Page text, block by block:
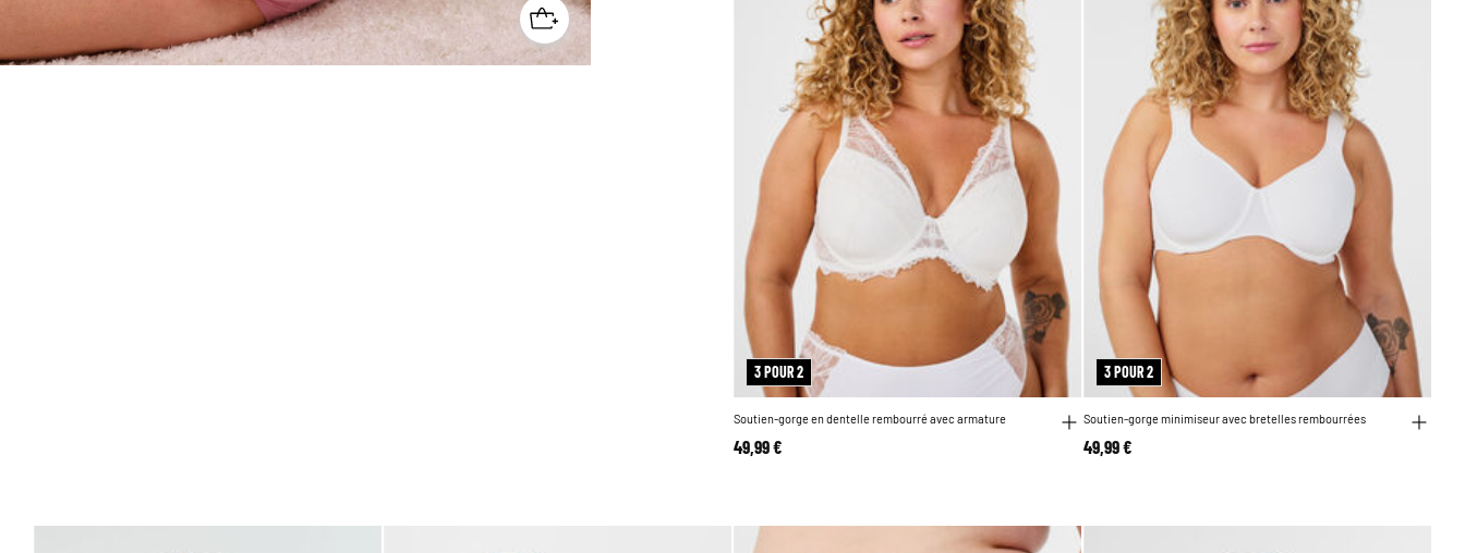
3 POUR 2
Soutien-gorge en dentelle rembourré avec armature
49,99 €
3 POUR 2
Soutien-gorge minimiseur avec bretelles rembourrées
49,99 €